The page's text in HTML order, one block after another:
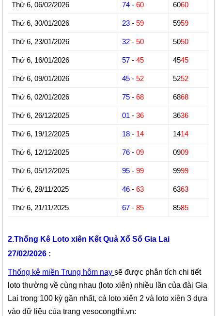
Thứ 6, 06/02/2026 74 - 60 6060
Thứ 6, 30/01/2026 23 - 59 5959
Thứ 6, 23/01/2026 32 - 50 5050
Thứ 6, 16/01/2026 57 - 45 4545
Thứ 6, 09/01/2026 45 - 52 5252
Thứ 6, 02/01/2026 75 - 68 6868
Thứ 6, 26/12/2025 01 - 36 3636
Thứ 6, 19/12/2025 18 - 14 1414
Thứ 6, 12/12/2025 76 - 09 0909
Thứ 6, 05/12/2025 95 - 99 9999
Thứ 6, 28/11/2025 46 - 63 6363
Thứ 6, 21/11/2025 67 - 85 8585
2.Thống Kê Loto xiên Kết Quả Xổ Số Gia Lai
27/02/2026 :
Thống kê miền Trung hôm nay sẽ được phân tích chi tiết
loto thường về cùng nhau (loto xiên) nhiều lần của đài Gia
Lai trong 100 kỳ gần nhất, cả loto xiên 2 và loto xiên 3 dựa
vào dữ liệu của trang vesocongthi.vn: